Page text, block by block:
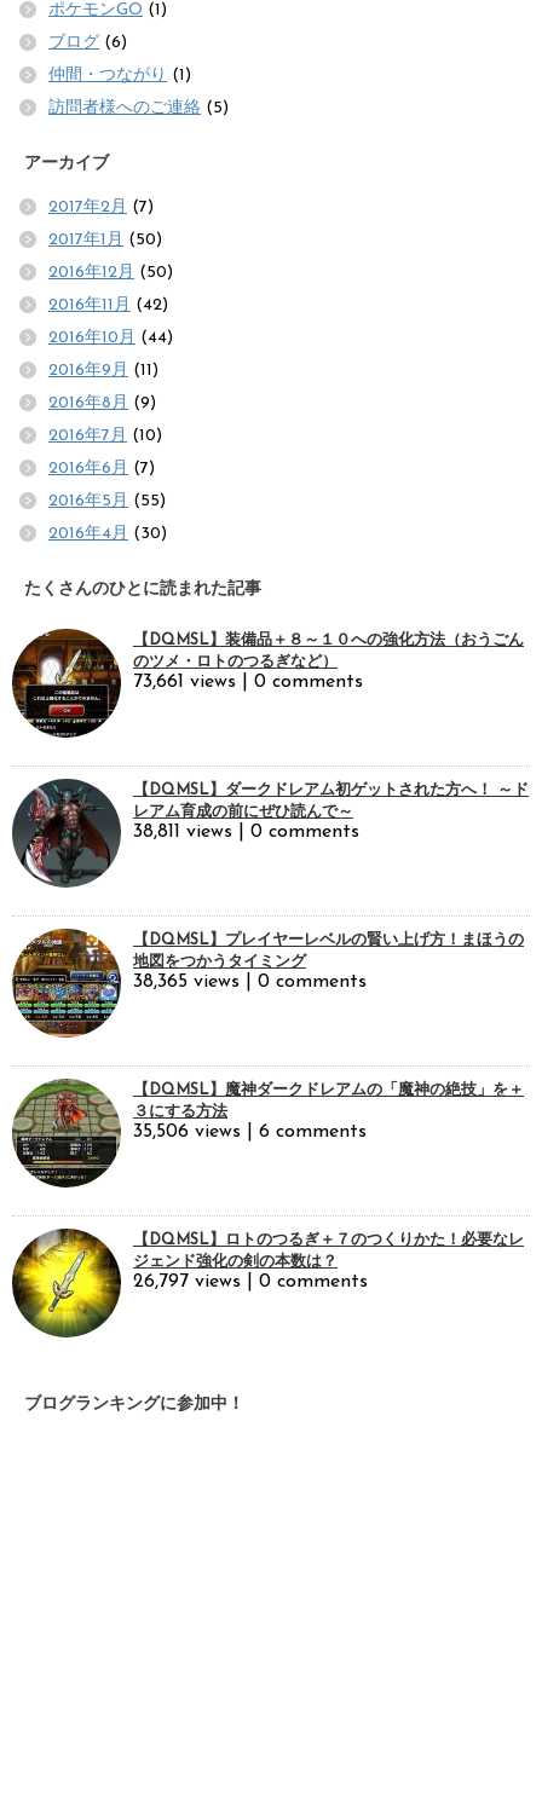
ポケモンGO (1)
ブログ (6)
仲間・つながり (1)
訪問者様へのご連絡 (5)
アーカイブ
2017年2月 (7)
2017年1月 (50)
2016年12月 (50)
2016年11月 (42)
2016年10月 (44)
2016年9月 (11)
2016年8月 (9)
2016年7月 (10)
2016年6月 (7)
2016年5月 (55)
2016年4月 (30)
たくさんのひとに読まれた記事
【DQMSL】装備品＋８～１０への強化方法（おうごん
のツメ・ロトのつるぎなど）
73,661 views 0 comments
【DQMSL】ダークドレアム初ゲットされた方へ！ ～ド
レアム育成の前にぜひ読んで～
38,811 views 0 comments
【DQMSL】プレイヤーレベルの賢い上げ方！まほうの
地図をつかうタイミング
38,365 views 0 comments
【DQMSL】魔神ダークドレアムの「魔神の絶技」を＋
３にする方法
35,506 views 6 comments
【DQMSL】ロトのつるぎ＋７のつくりかた！必要なレ
ジェンド強化の剣の本数は？
26,797 views 0 comments
ブログランキングに参加中！